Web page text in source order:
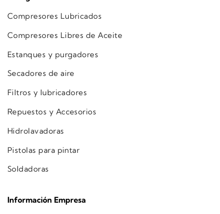
Compresores Lubricados
Compresores Libres de Aceite
Estanques y purgadores
Secadores de aire
Filtros y lubricadores
Repuestos y Accesorios
Hidrolavadoras
Pistolas para pintar
Soldadoras
Información Empresa